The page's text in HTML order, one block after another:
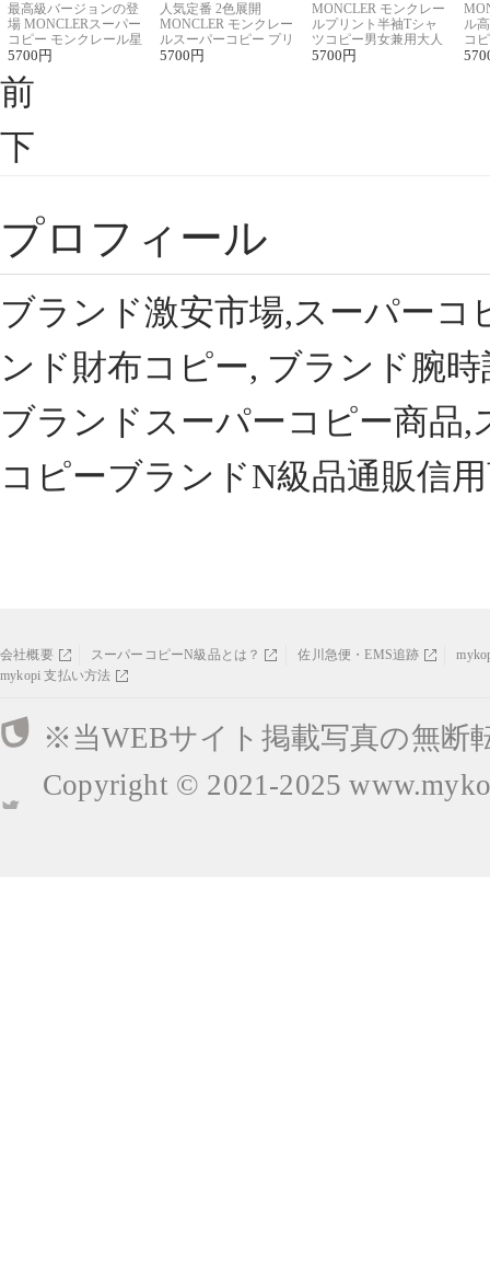
最高級バージョンの登
場 MONCLERスーパー
コピー モンクレール星
座半袖Tシャツ
5700 円
人気定番 2色展開
MONCLER モンクレー
ルスーパーコピー プリ
ント半袖Tシャツ
5700 円
MONCLER モンクレー
ルプリント半袖Tシャ
ツコピー男女兼用大人
可愛い春夏コーデ
5700 円
ル
コ
ィ
前
下
プロフィール
ブランド激安市場,スーパー
ンド財布コピー, ブランド腕
ブランドスーパーコピー商品
コピーブランドN級品通販信
会社概要 スーパーコピーN級品とは？ 佐川急便・EMS追跡
mykopi 支払い方法
※当WEBサイト掲載写真の無断
Copyright © 2021-2025